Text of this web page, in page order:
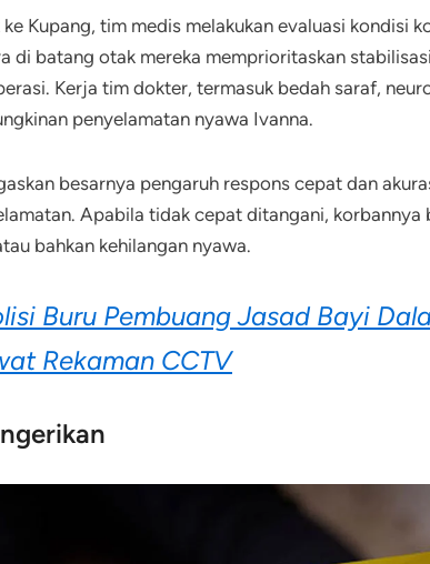
Kupang, tim medis melakukan evaluasi kondisi
di batang otak mereka memprioritaskan
Kerja tim dokter, termasuk bedah saraf,
penyelamatan nyawa Ivanna.
besarnya pengaruh respons cepat dan
Apabila tidak cepat ditangani, korbannya
bahkan kehilangan nyawa.
Buru Pembuang Jasad Bayi
Rekaman CCTV